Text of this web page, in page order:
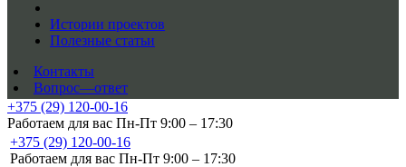
Истории проектов
Полезные статьи
Контакты
Вопрос—ответ
+375 (29) 120-00-16
Работаем для вас Пн-Пт 9:00 – 17:30
+375 (29) 120-00-16
Работаем для вас Пн-Пт 9:00 – 17:30